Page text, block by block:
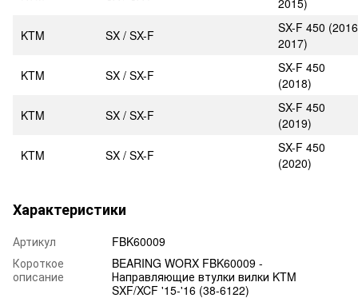
KTM
SX / SX-F
SX-F 450
2017)
KTM
SX / SX-F
SX-F 450
(2018)
KTM
SX / SX-F
SX-F 450
(2019)
KTM
SX / SX-F
SX-F 450
(2020)
Характеристики
Артикул
FBK60009
Короткое
описание
BEARING WORX FBK60009 -
Направляющие втулки вилки KTM
SXF/XCF '15-'16 (38-6122)